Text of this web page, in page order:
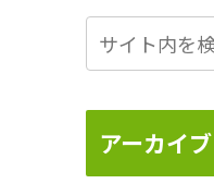
アーカイブ